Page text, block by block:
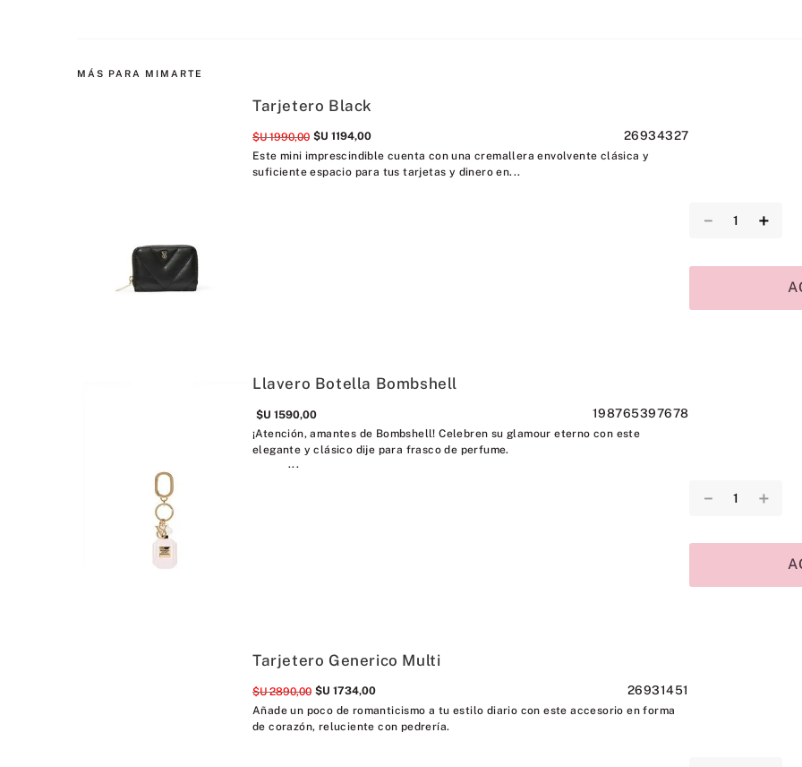
MÁS PARA MIMARTE
Tarjetero Black
$U 1990,00 $U 1194,00 26934327
Este mini imprescindible cuenta con una cremallera envolvente clásica y
suficiente espacio para tus tarjetas y dinero en...
＋
－
Llavero Botella Bombshell
$U 1590,00 198765397678
¡Atención, amantes de Bombshell! Celebren su glamour eterno con este
elegante y clásico dije para frasco de perfume.
...
＋
－
Tarjetero Generico Multi
$U 2890,00 $U 1734,00 26931451
Añade un poco de romanticismo a tu estilo diario con este accesorio en forma
de corazón, reluciente con pedrería.